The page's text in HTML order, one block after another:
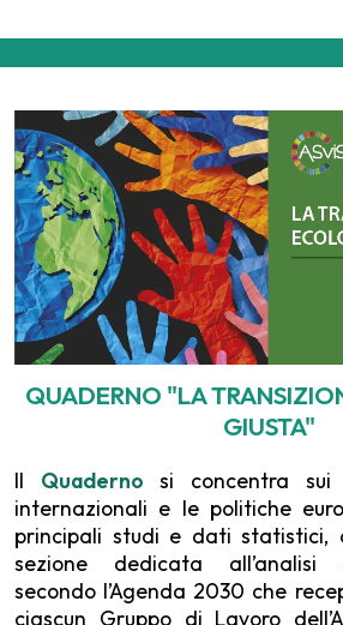
QUADERNO "LA
GIUSTA"
Il Quaderno si concentra sui
internazionali e le politiche
principali studi e dati statistici,
sezione dedicata all’analisi
secondo l’Agenda 2030 che
ciascun Gruppo di Lavoro